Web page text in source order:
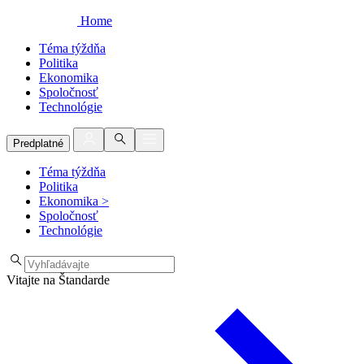
Home
Téma týždňa
Politika
Ekonomika
Spoločnosť
Technológie
Predplatné
Téma týždňa
Politika
Ekonomika >
Spoločnosť
Technológie
Vitajte na Štandarde